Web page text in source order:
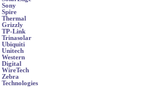
Sony
Spire
Thermal
Grizzly
TP-Link
Trinasolar
Ubiquiti
Unitech
Western
Digital
WireTech
Zebra
Technologies